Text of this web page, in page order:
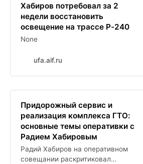
Хабиров потребовал за 2
недели восстановить
освещение на трассе Р-240
None
ufa.aif.ru
Придорожный сервис и
реализация комплекса ГТО:
основные темы оперативки с
Радием Хабировым
Радий Хабиров на оперативном
совещании раскритиковал